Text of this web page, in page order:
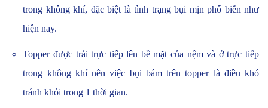
trong không khí, đặc biệt là tình trạng bụi mịn phổ biến như
hiện nay.
Topper được trải trực tiếp lên bề mặt của nệm và ở trực tiếp
trong không khí nên việc bụi bám trên topper là điều khó
tránh khỏi trong 1 thời gian.